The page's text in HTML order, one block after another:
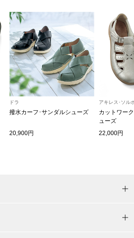
美術館公認フェ
マフラー／ス
スカーフ／ス
手袋
ベルト
ドラ
撥水カーフ･サンダルシューズ
20,900円
アキレス･ソル
カットワー
ューズ
22,000円